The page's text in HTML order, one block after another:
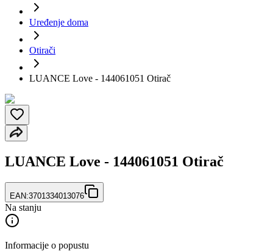
Uređenje doma
Otirači
LUANCE Love - 144061051 Otirač
LUANCE Love - 144061051 Otirač
EAN:3701334013076
Na stanju
Informacije o popustu